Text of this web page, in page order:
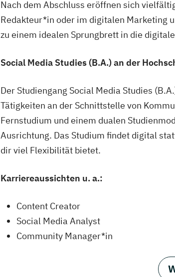
Nach dem Abschluss eröffnen sich
Redakteur*in oder im digitalen Marketing
zu einem idealen Sprungbrett in die
Social Media Studies (B.A.) an der
Der Studiengang Social Media Studies
Tätigkeiten an der Schnittstelle von
Fernstudium und einem dualen
Ausrichtung. Das Studium findet digital
dir viel Flexibilität bietet.
Karriereaussichten u. a.:
Content Creator
Social Media Analyst
Community Manager*in